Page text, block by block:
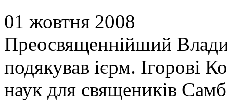
01 жовтня 2008
Преосвященнійший
подякував ієрм. Ігорові
наук для священиків